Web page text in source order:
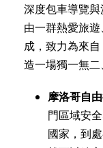
深度包車導覽
由一群熱愛旅
成，致力為來
造一場獨一無二
摩洛哥自
門區域安
國家，到